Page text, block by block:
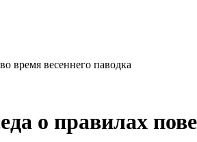
время весеннего паводка
о правилах